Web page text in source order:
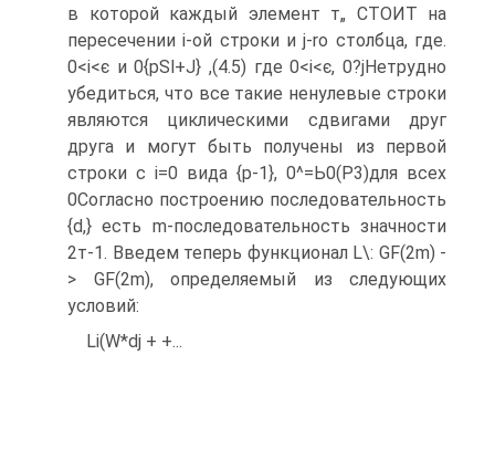
в которой каждый элемент т„ СТОИТ на
пересечении і-ой строки и j-ro столбца, где.
0<і<є и 0{pSl+J} ,(4.5) где 0<і<є, 0?jНетрудно
убедиться, что все такие ненулевые строки
являются циклическими сдвигами друг
друга и могут быть получены из первой
строки с і=0 вида {р-1}, 0^=Ь0(Р3)для всех
0Согласно построению последовательность
{d,} есть m-последовательность значности
2т-1. Введем теперь функционал L\: GF(2m) -
> GF(2m), определяемый из следующих
условий:
Li(W*dj + +...